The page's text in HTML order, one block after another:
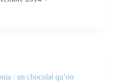
: un chocolat qu’on